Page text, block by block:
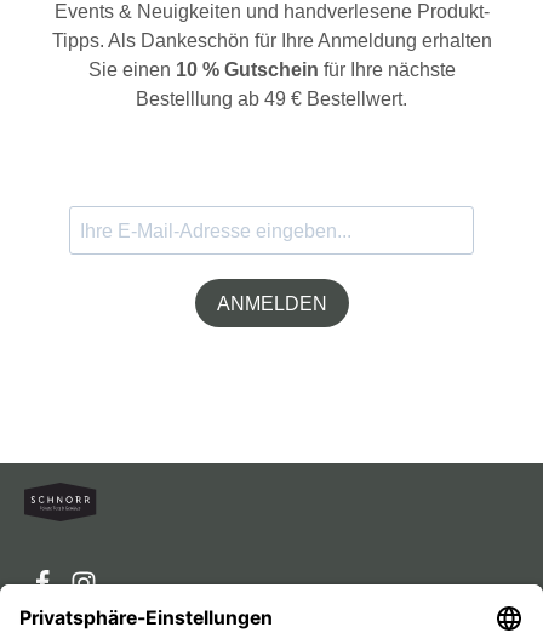
Events & Neuigkeiten und handverlesene Produkt-
Tipps. Als Dankeschön für Ihre Anmeldung erhalten
Sie einen 10 % Gutschein für Ihre nächste
Bestelllung ab 49 € Bestellwert.
ANMELDEN